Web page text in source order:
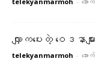
လျှာကပေးတဲ့ ဝေဒနာမ
telekyanmarmoh - အော